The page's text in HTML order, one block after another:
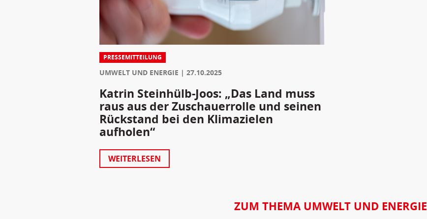
PRESSEMITTEILUNG
UMWELT UND ENERGIE 27.10.2025
Katrin Steinhülb-Joos: „Das Land muss
raus aus der Zuschauerrolle und seinen
Rückstand bei den Klimazielen
aufholen“
WEITERLESEN
ZUM THEMA UMWELT UND ENERGIE